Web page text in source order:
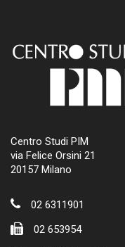
Centro Studi PIM
via Felice Orsini 21
20157 Milano
02 6311901
02 653954